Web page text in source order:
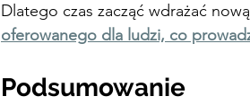
Dlatego czas zacząć wdrażać
oferowanego dla ludzi, co
Podsumowanie